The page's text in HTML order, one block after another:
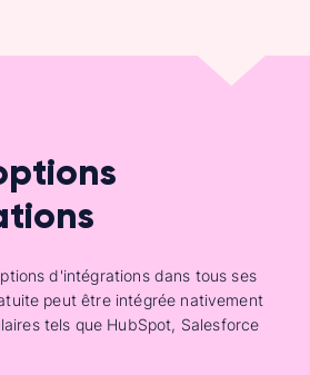
d'intégrations dans tous ses
peut être intégrée nativement
tels que HubSpot, Salesforce